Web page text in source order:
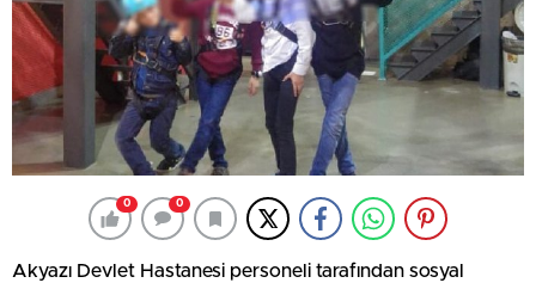
0 0
Akyazı Devlet Hastanesi personeli tarafından sosyal